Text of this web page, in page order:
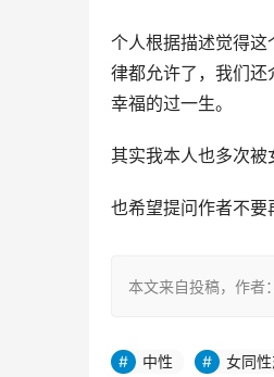
个人根据描述觉得
律都允许了，我们
幸福的过一生。
其实我本人也多次被
也希望提问作者不要
本文来自投稿，作
中性 女同性